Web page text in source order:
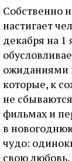
Собственно
настигает
декабря на 1
ожиданиями
которые, к
не
фильмах и
в
чудо:
свою